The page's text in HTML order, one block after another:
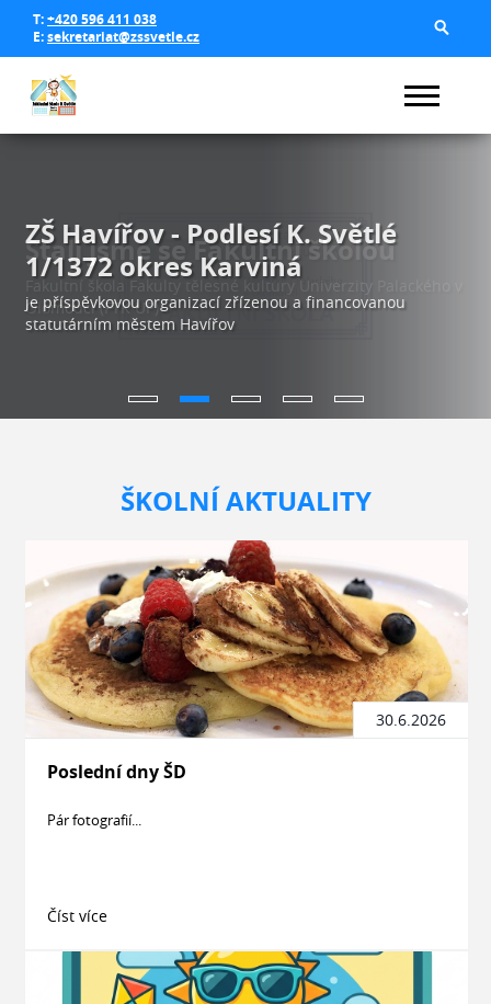
T:+420 596 411 038
E:sekretariat@zssvetle.cz
ZŠ Havířov - Podlesí K. Světlé
1/1372 okres Karviná
je příspěvkovou organizací zřízenou a financovanou
statutárním městem Havířov
ŠKOLNÍ AKTUALITY
30.6.2026
Poslední dny ŠD
Pár fotografií...
Číst více